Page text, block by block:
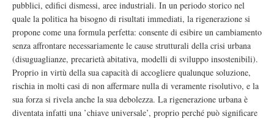
pubblici, edifici dismessi, aree industriali. In un periodo storico nel
quale la politica ha bisogno di risultati immediati, la rigenerazione si
propone come una formula perfetta: consente di esibire un cambiamento
senza affrontare necessariamente le cause strutturali della crisi urbana
(disuguaglianze, precarietà abitativa, modelli di sviluppo insostenibili).
Proprio in virtù della sua capacità di accogliere qualunque soluzione,
rischia in molti casi di non affermare nulla di veramente risolutivo, e la
sua forza si rivela anche la sua debolezza. La rigenerazione urbana è
diventata infatti una ’chiave universale’, proprio perché può significare